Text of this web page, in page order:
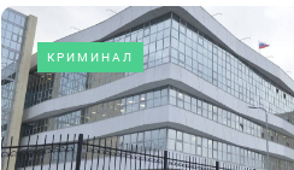
КРИМИНАЛ